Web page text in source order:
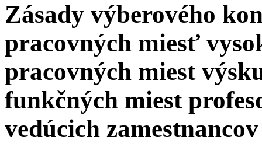
Zásady výberového
pracovných miesť
pracovných miest
funkčných miest
vedúcich